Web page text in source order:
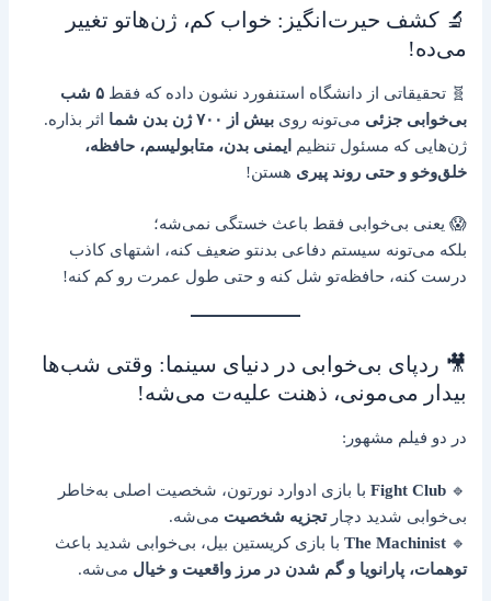
🔬 کشف حیرت‌انگیز: خواب کم، ژن‌هاتو تغییر
می‌ده!
🧬 تحقیقاتی از دانشگاه استنفورد نشون داده که فقط
۵ شب
بی‌خوابی جزئی می‌تونه رویبیش از ۷۰۰ ژن بدن شما
اثر بذاره.
ژن‌هایی که مسئول تنظیم
ایمنی بدن، متابولیسم، حافظه،
خلق‌وخو و حتی روند پیری هستن!
😱 یعنی بی‌خوابی فقط باعث خستگی نمی‌شه؛
بلکه می‌تونه سیستم دفاعی بدنتو ضعیف کنه، اشتهای کاذب
درست کنه، حافظه‌تو شل کنه و حتی طول عمرت رو کم کنه!
🎥 ردپای بی‌خوابی در دنیای سینما: وقتی شب‌ها
بیدار می‌مونی، ذهنت علیه‌ت می‌شه!
در دو فیلم مشهور:
🔹
Fight Club با بازی ادوارد نورتون، شخصیت اصلی به‌خاطر
بی‌خوابی شدید دچارتجزیه شخصیت می‌شه.
🔹
The Machinist با بازی کریستین بیل، بی‌خوابی شدید باعث
توهمات، پارانویا و گم شدن در مرز واقعیت و خیال می‌شه.